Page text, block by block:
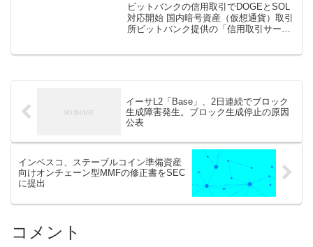
ビットバンクの信用取引でDOGEとSOL
対応開始 国内暗号資産（仮想通貨）取引
所ビットバンク提供の「信用取引サービ
イーサL2「Base」、2日連続でブロック
生成障害発生。ブロック生成停止の原因
公表
インベスコ、ステーブルコイン準備資産
向けオンチェーン型MMFの修正書をSEC
に提出
コメント